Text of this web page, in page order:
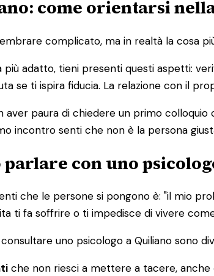
come orientarsi
complicato, ma in realtà la cosa
più adatto, tieni presenti questi aspetti:
se ti ispira fiducia. La relazione con il
aver paura di chiedere un primo
incontro senti che non è la persona
parlare con uno
che le persone si pongono è: "il mio
ti fa soffrire o ti impedisce di vivere
uno psicologo a Quiliano sono
che non riesci a mettere a tacere,